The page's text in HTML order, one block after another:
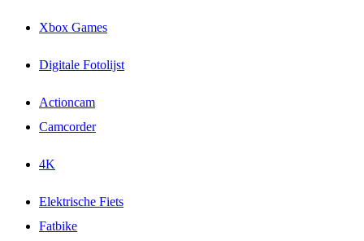
Xbox Games
Digitale Fotolijst
Actioncam
Camcorder
4K
Elektrische Fiets
Fatbike